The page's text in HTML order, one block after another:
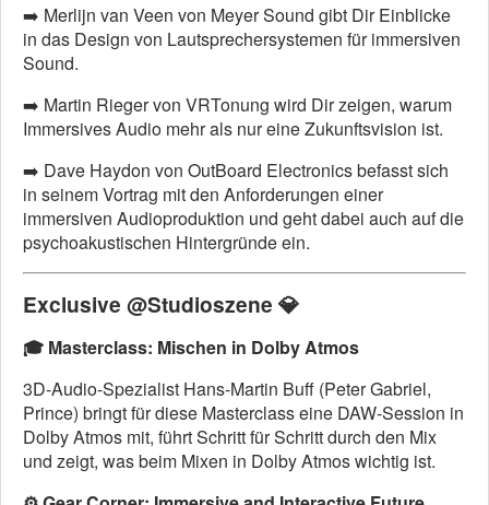
➡️ Merlijn van Veen von Meyer Sound gibt Dir Einblicke
in das Design von Lautsprechersystemen für immersiven
Sound.
➡️ Martin Rieger von VRTonung wird Dir zeigen, warum
Immersives Audio mehr als nur eine Zukunftsvision ist.
➡️ Dave Haydon von OutBoard Electronicsbefasst sich
in seinem Vortrag mit den Anforderungen einer
immersiven Audioproduktion und geht dabei auch auf die
psychoakustischen Hintergründe ein.
Exclusive @Studioszene 💎
🎓 Masterclass: Mischen in Dolby Atmos
3D-Audio-Spezialist Hans-Martin Buff (Peter Gabriel,
Prince) bringt für diese Masterclass eine DAW-Session in
Dolby Atmos mit, führt Schritt für Schritt durch den Mix
und zeigt, was beim Mixen in Dolby Atmos wichtig ist.